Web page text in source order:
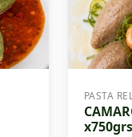
PASTA
x750grs